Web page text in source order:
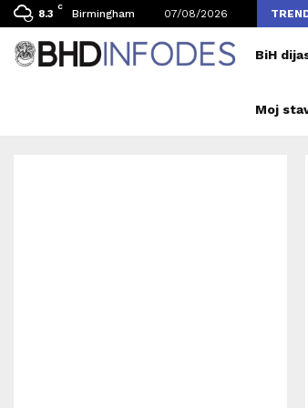
8.3
C
Birmingham 07/08/2026
broj posjetilaca tokom Merlinovih koncerata
BiH
Moj